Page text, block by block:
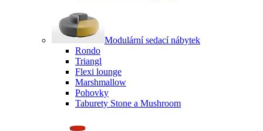
Modulární sedací nábytek
Rondo
Triangl
Flexi lounge
Marshmallow
Pohovky
Taburety Stone a Mushroom